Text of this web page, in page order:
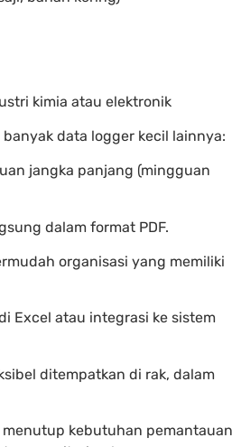
kimia atau elektronik
data logger kecil lainnya:
jangka panjang (mingguan
dalam format PDF.
organisasi yang memiliki
Excel atau integrasi ke sistem
ditempatkan di rak, dalam
kebutuhan pemantauan